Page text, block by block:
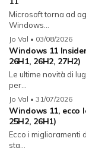
Microsoft torna ad
Windows...
Jo Val • 03/08/2026
Windows 11
26H1, 26H2, 27H2)
Le ultime novità di
per...
Jo Val • 31/07/2026
Windows 11, ecco
25H2, 26H1)
Ecco i miglioramenti
sta...